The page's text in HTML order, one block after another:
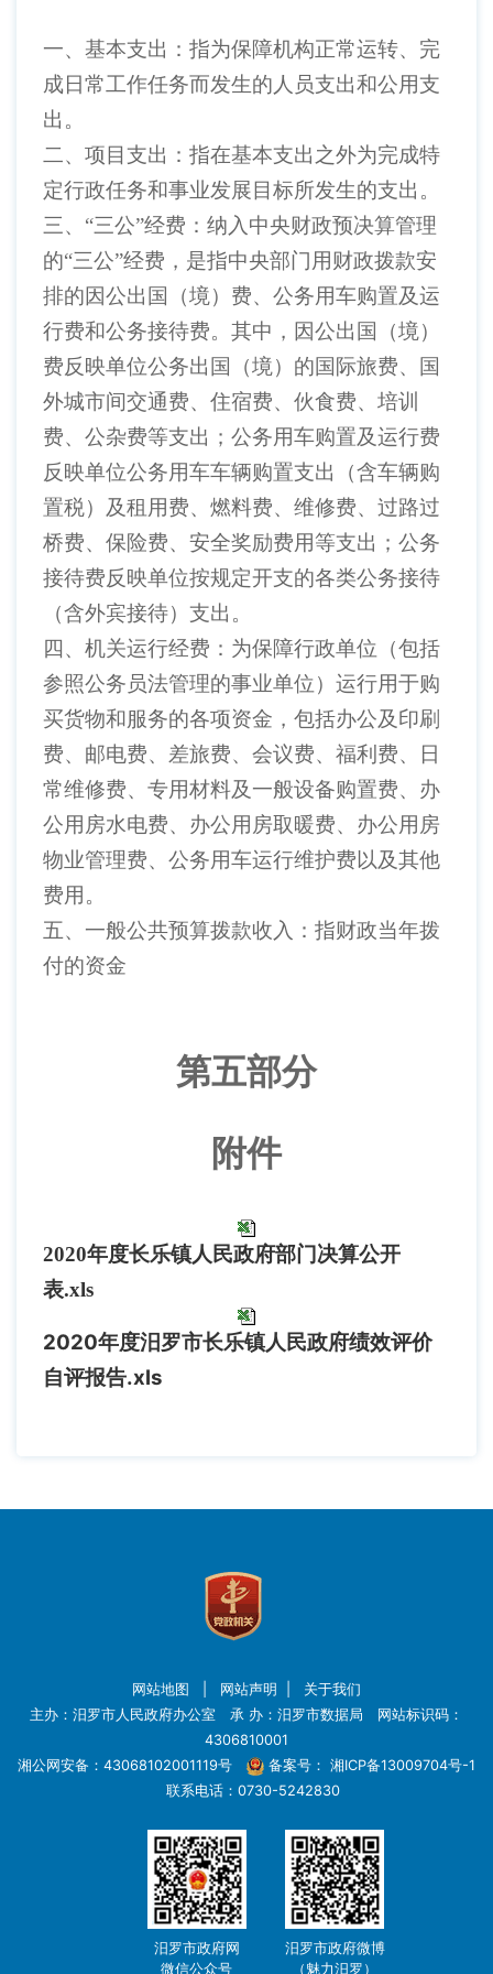
一、基本支出：指为保障机构正常运转、完
成日常工作任务而发生的人员支出和公用支
出。
二、项目支出：指在基本支出之外为完成特
定行政任务和事业发展目标所发生的支出。
三、 “三公”经费：纳入中央财政预决算管理
的“三公”经费，是指中央部门用财政拨款安
排的因公出国（境）费、公务用车购置及运
行费和公务接待费。其中，因公出国（境）
费反映单位公务出国（境）的国际旅费、国
外城市间交通费、住宿费、伙食费、培训
费、公杂费等支出；公务用车购置及运行费
反映单位公务用车车辆购置支出（含车辆购
置税）及租用费、燃料费、维修费、过路过
桥费、保险费、安全奖励费用等支出；公务
接待费反映单位按规定开支的各类公务接待
（含外宾接待）支出。
四、机关运行经费：为保障行政单位（包括
参照公务员法管理的事业单位）运行用于购
买货物和服务的各项资金，包括办公及印刷
费、邮电费、差旅费、会议费、福利费、日
常维修费、专用材料及一般设备购置费、办
公用房水电费、办公用房取暖费、办公用房
物业管理费、公务用车运行维护费以及其他
费用。
五、一般公共预算拨款收入：指财政当年拨
付的资金
第五部分
附件
2020年度长乐镇人民政府部门决算公开
表.xls
2020年度汨罗市长乐镇人民政府绩效评价
自评报告.xls
网站地图 网站声明
关于我们
主办：汨罗市人民政府办公室 承 办：汨罗市数据局 网站标识码：
4306810001
湘公网安备：43068102001119号
备案号： 湘ICP备13009704号-1
联系电话：0730-5242830
汨罗市政府网
微信公众号
汨罗市政府微博
（魅力汨罗）